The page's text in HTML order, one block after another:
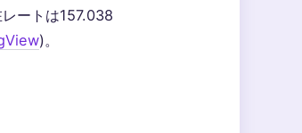
ートは157.038
)。